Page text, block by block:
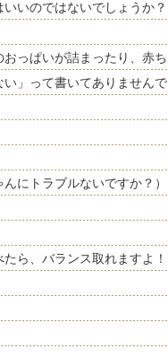
いのではないでしょうか？
っぱいが詰まったり、赤ち
」って書いてありませんで
にトラブルないですか？）
ら、バランス取れますよ！